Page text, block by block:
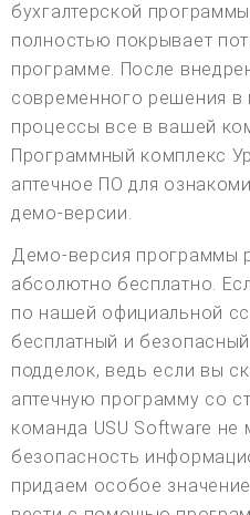
бухгалтерской
полностью покрывает
программе. После
современного решения в
процессы все в вашей
Программный комплекс
аптечное ПО для
демо-версии.
Демо-версия программы
абсолютно бесплатно.
по нашей официальной
бесплатный и
подделок, ведь если вы
аптечную программу со
команда USU Software не
безопасность
придаем особое